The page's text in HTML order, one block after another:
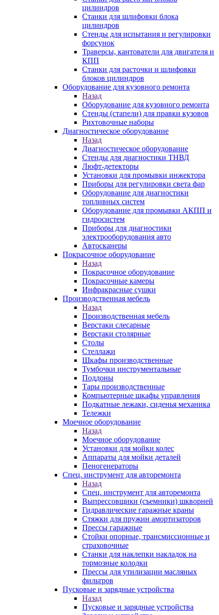
цилиндров
Станки для шлифовки блока
цилиндров
Стенды для испытания и регулировки
форсунок
Траверсы, кантователи для двигателя и
КПП
Станки для расточки и шлифовки
блоков цилиндров
Оборудование для кузовного ремонта
Назад
Оборудование для кузовного ремонта
Стенды (стапели) для правки кузовов
Рихтовочные наборы
Диагностическое оборудование
Назад
Диагностическое оборудование
Стенды для диагностики ТНВД
Люфт-детекторы
Установки для промывки инжектора
Приборы для регулировки света фар
Оборудование для диагностики
топливных систем
Оборудование для промывки АКПП и
гидросистем
Приборы для диагностики
электрооборудования авто
Автосканеры
Покрасочное оборудование
Назад
Покрасочное оборудование
Покрасочные камеры
Инфракрасные сушки
Производственная мебель
Назад
Производственная мебель
Верстаки слесарные
Верстаки столярные
Столы
Стеллажи
Шкафы производственные
Тумбочки инструментальные
Поддоны
Тары производственные
Компьютерные шкафы управления
Подкатные лежаки, сиденья механика
Тележки
Моечное оборудование
Назад
Моечное оборудование
Установки для мойки колес
Аппараты для мойки деталей
Пеногенераторы
Спец. инструмент для авторемонта
Назад
Спец. инструмент для авторемонта
Выпрессовщики (съемники) шкворней
Гидравлические гаражные краны
Стяжки для пружин амортизаторов
Прессы гаражные
Стойки опорные, трансмиссионные и
страховочные
Станки для наклепки накладок на
тормозные колодки
Прессы для утилизации масляных
фильтров
Пусковые и зарядные устройства
Назад
Пусковые и зарядные устройства